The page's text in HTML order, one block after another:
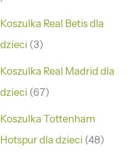
Koszulka Real Betis dla
dzieci 3
Koszulka Real Madrid dla
dzieci 67
Koszulka Tottenham
Hotspur dla dzieci 48